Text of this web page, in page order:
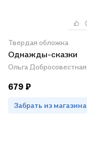
Твердая обложка
Однажды-сказки
Ольга Добросовестная
679 ₽
Забрать из магазина